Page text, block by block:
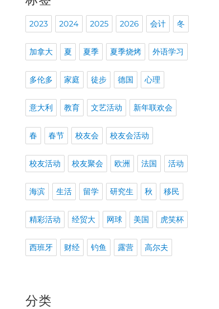
2023 2024 2025 2026 会计 冬
加拿大 夏 夏季 夏季烧烤 外语学习
多伦多 家庭 徒步 德国 心理
意大利 教育 文艺活动 新年联欢会
春 春节 校友会 校友会活动
校友活动 校友聚会 欧洲 法国 活动
海滨 生活 留学 研究生 秋 移民
精彩活动 经贸大 网球 美国 虎笑杯
西班牙 财经 钓鱼 露营 高尔夫
分类